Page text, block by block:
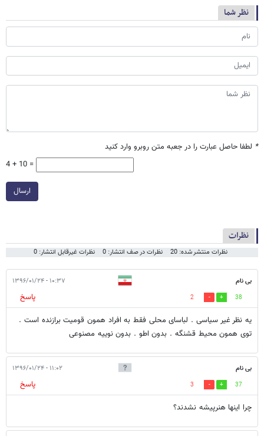
نظر شما
* لطفا حاصل عبارت را در جعبه متن روبرو وارد کنید
4 + 10 =
ارسال
نظرات
نظرات منتشر شده: 20 نظرات در صف انتشار: 0 نظرات غیرقابل انتشار: 0
بی نام ۱۰:۳۷ - ۱۳۹۶/۰۱/۲۴
38
2
پاسخ
یه نظر غیر سیاسی . لباسای محلی فقط به افراد همون قومیت برازنده است .
توی همون محیط قشنگه . بدون اطو . بدون نوییه مصنوعی
بی نام ۱۱:۰۲ - ۱۳۹۶/۰۱/۲۴
37
3
پاسخ
چرا اینها هنرپیشه نشدند؟